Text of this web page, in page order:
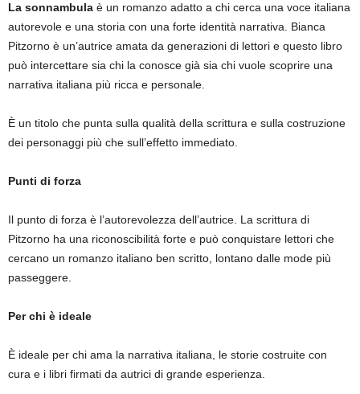
La sonnambula è un romanzo adatto a chi cerca una voce italiana
autorevole e una storia con una forte identità narrativa. Bianca
Pitzorno è un’autrice amata da generazioni di lettori e questo libro
può intercettare sia chi la conosce già sia chi vuole scoprire una
narrativa italiana più ricca e personale.
È un titolo che punta sulla qualità della scrittura e sulla costruzione
dei personaggi più che sull’effetto immediato.
Punti di forza
Il punto di forza è l’autorevolezza dell’autrice. La scrittura di
Pitzorno ha una riconoscibilità forte e può conquistare lettori che
cercano un romanzo italiano ben scritto, lontano dalle mode più
passeggere.
Per chi è ideale
È ideale per chi ama la narrativa italiana, le storie costruite con
cura e i libri firmati da autrici di grande esperienza.